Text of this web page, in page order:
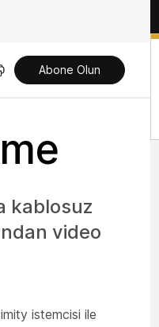
Abone Olun
kablosuz
video
istemcisi ile